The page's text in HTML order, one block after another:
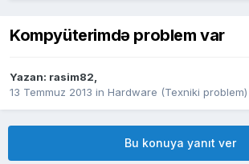
Kompyüterimdə problem var
Yazan: rasim82,
13 Temmuz 2013 in Hardware (Texniki problem)
Bu konuya yanıt ver